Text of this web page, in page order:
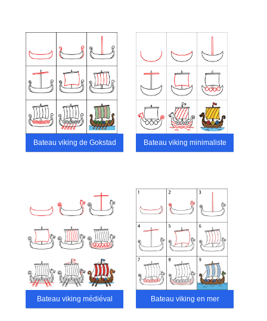
Bateau viking de Gokstad Bateau viking minimaliste
Bateau viking médiéval Bateau viking en mer